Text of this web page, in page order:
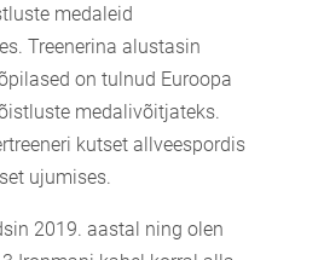
medaleid
Treenerina alustasin
on tulnud Euroopa
medalivõitjateks.
kutset allveespordis
ujumises.
2019. aastal ning olen